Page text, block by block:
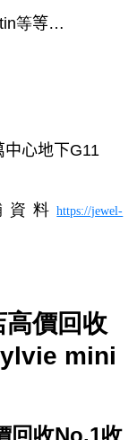
等等…
中心地下G11
資料https://jewel-
價回收
mini
回收No.1收